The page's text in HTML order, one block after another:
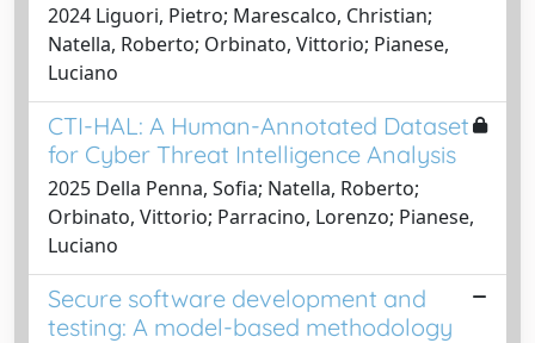
2024 Liguori, Pietro; Marescalco, Christian;
Natella, Roberto; Orbinato, Vittorio; Pianese,
Luciano
CTI-HAL: A Human-Annotated Dataset
for Cyber Threat Intelligence Analysis
2025 Della Penna, Sofia; Natella, Roberto;
Orbinato, Vittorio; Parracino, Lorenzo; Pianese,
Luciano
Secure software development and
testing: A model-based methodology